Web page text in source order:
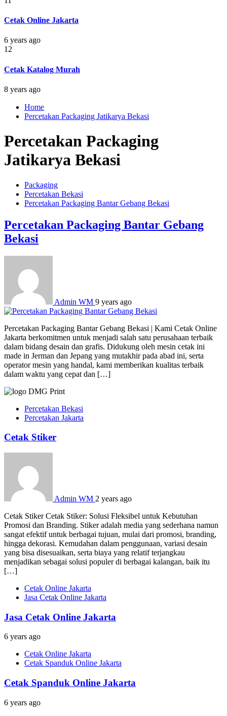
Cetak Online Jakarta
6 years ago
12
Cetak Katalog Murah
8 years ago
Home
Percetakan Packaging Jatikarya Bekasi
Percetakan Packaging
Jatikarya Bekasi
Packaging
Percetakan Bekasi
Percetakan Packaging Bantar Gebang Bekasi
Percetakan Packaging Bantar Gebang
Bekasi
Admin WM 9 years ago
Percetakan Packaging Bantar Gebang Bekasi | Kami Cetak Online
Jakarta berkomitmen untuk menjadi salah satu perusahaan terbaik
dalam bidang desain dan grafis. Didukung oleh mesin cetak ini
made in Jerman dan Jepang yang mutakhir pada abad ini, serta
operator mesin yang handal, kami memberikan kualitas terbaik
dalam waktu yang cepat dan […]
Percetakan Bekasi
Percetakan Jakarta
Cetak Stiker
Admin WM 2 years ago
Cetak Stiker Cetak Stiker: Solusi Fleksibel untuk Kebutuhan
Promosi dan Branding. Stiker adalah media yang sederhana namun
sangat efektif untuk berbagai tujuan, mulai dari promosi, branding,
hingga dekorasi. Kemudahan dalam penggunaan, variasi desain
yang bisa disesuaikan, serta biaya yang relatif terjangkau
menjadikan sebagai solusi populer di berbagai kalangan, baik itu
[…]
Cetak Online Jakarta
Jasa Cetak Online Jakarta
Jasa Cetak Online Jakarta
6 years ago
Cetak Online Jakarta
Cetak Spanduk Online Jakarta
Cetak Spanduk Online Jakarta
6 years ago